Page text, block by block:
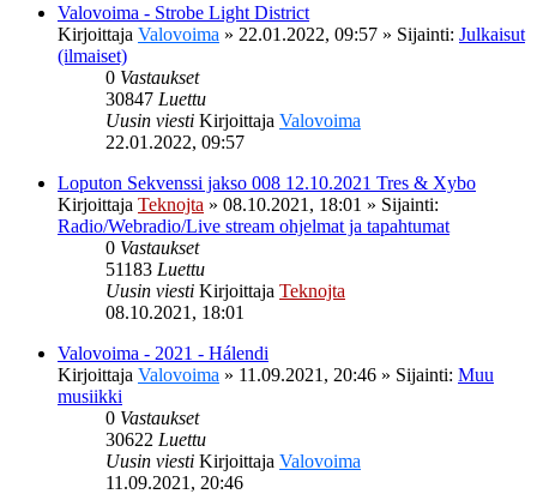
Valovoima - Strobe Light District
Kirjoittaja Valovoima » 22.01.2022, 09:57 » Sijainti: Julkaisut
(ilmaiset)
0 Vastaukset
30847 Luettu
Uusin viesti Kirjoittaja Valovoima
22.01.2022, 09:57
Loputon Sekvenssi jakso 008 12.10.2021 Tres & Xybo
Kirjoittaja Teknojta » 08.10.2021, 18:01 » Sijainti:
Radio/Webradio/Live stream ohjelmat ja tapahtumat
0 Vastaukset
51183 Luettu
Uusin viesti Kirjoittaja Teknojta
08.10.2021, 18:01
Valovoima - 2021 - Hálendi
Kirjoittaja Valovoima » 11.09.2021, 20:46 » Sijainti: Muu
musiikki
0 Vastaukset
30622 Luettu
Uusin viesti Kirjoittaja Valovoima
11.09.2021, 20:46